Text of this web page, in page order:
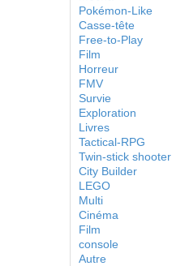
Pokémon-Like
Casse-tête
Free-to-Play
Film
Horreur
FMV
Survie
Exploration
Livres
Tactical-RPG
Twin-stick shooter
City Builder
LEGO
Multi
Cinéma
Film
console
Autre